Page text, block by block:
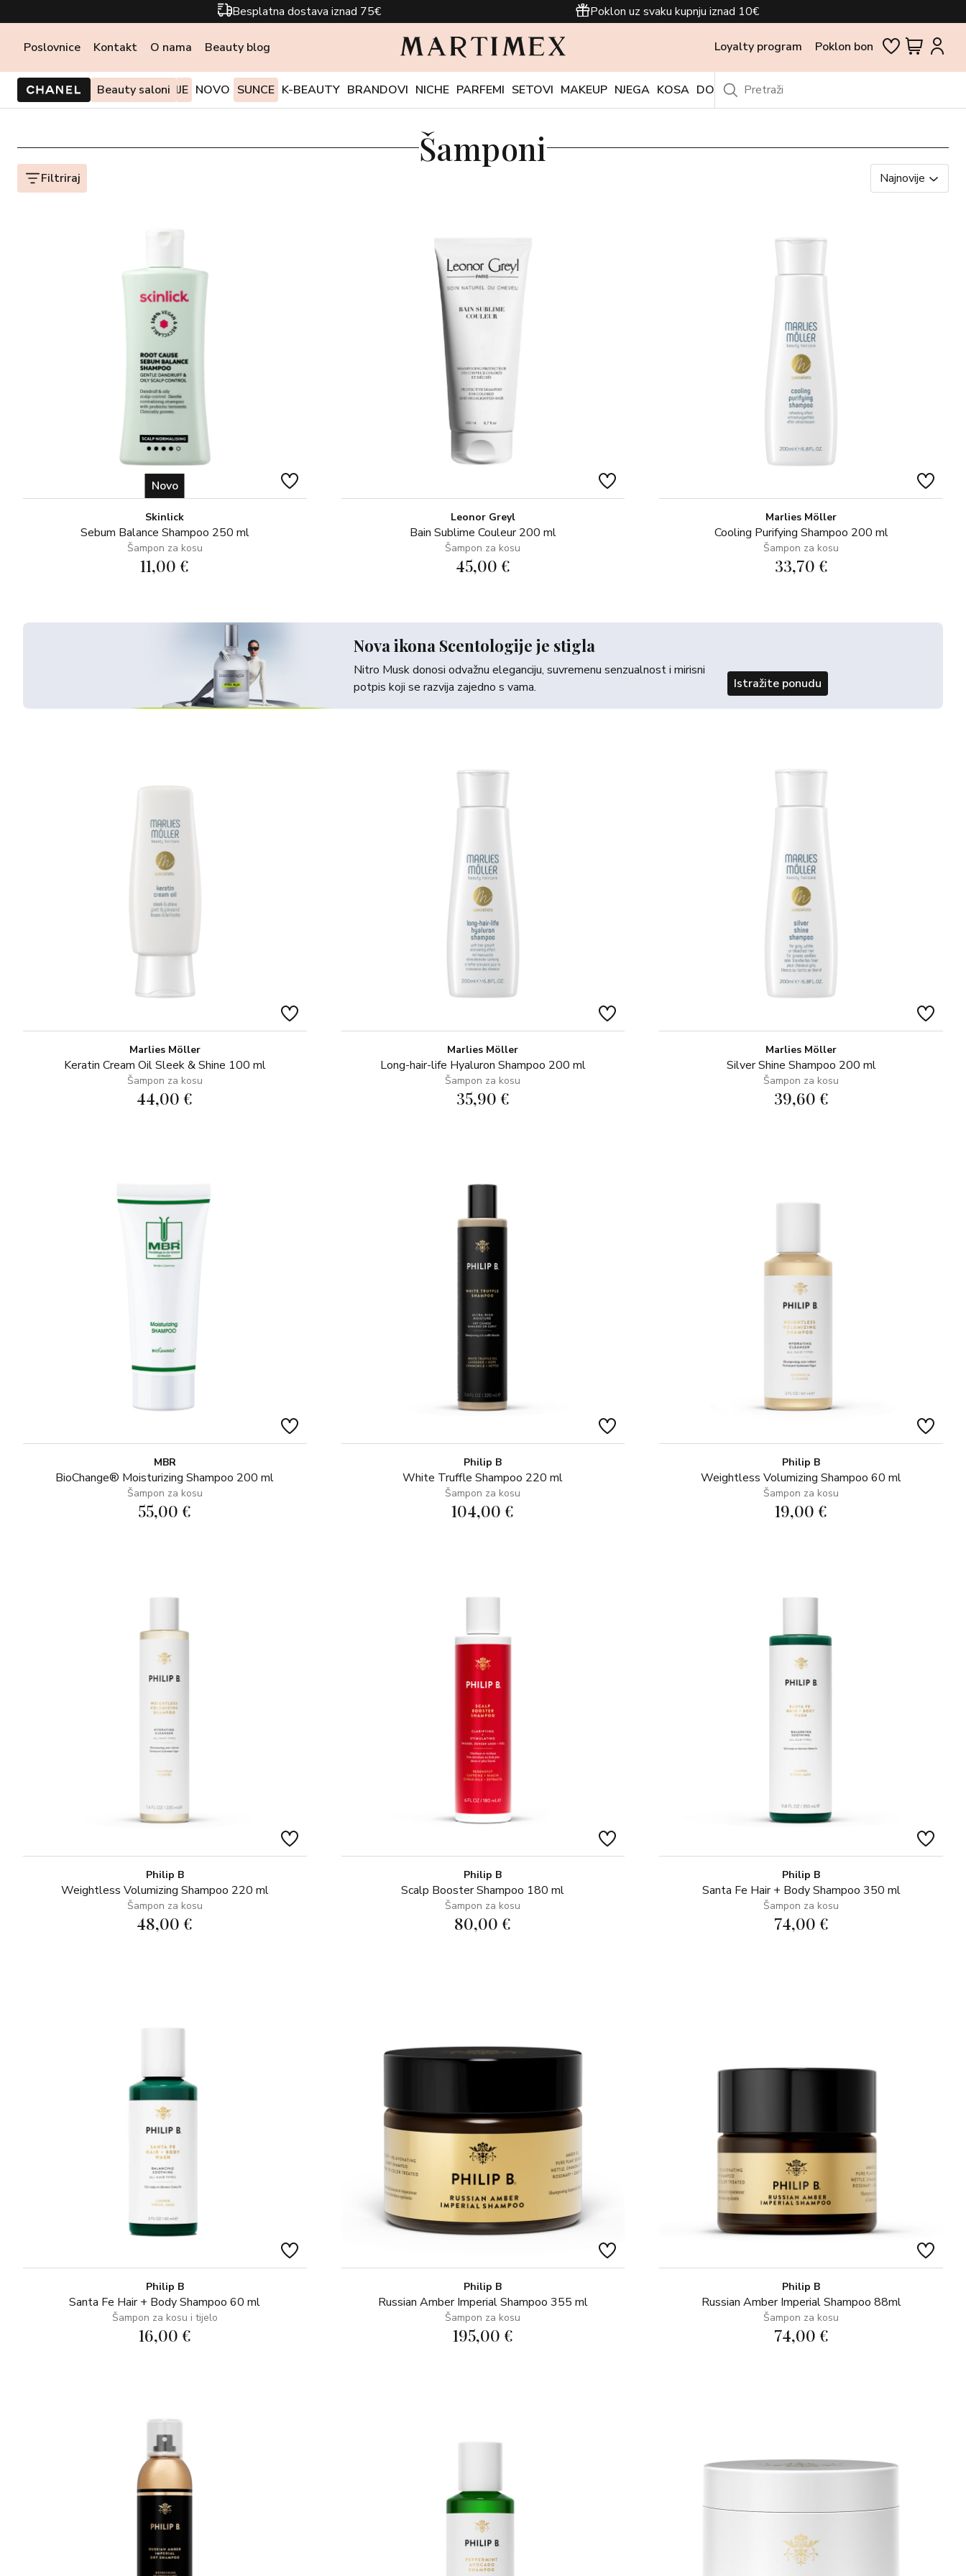
Besplatna dostava iznad 75€ Poklon uz svaku kupnju iznad 10€
Poslovnice Kontakt O nama Beauty blog Loyalty program Poklon bon
Beauty saloni
PONUDE I AKCIJE NOVO SUNCE K-BEAUTY BRANDOVI NICHE PARFEMI SETOVI MAKEUP NJEGA KOSA DODACI OUTLET
Šamponi
Filtriraj Najnovije
Novo
Skinlick
Sebum Balance Shampoo 250 ml
Šampon za kosu
11,00 €
Leonor Greyl
Bain Sublime Couleur 200 ml
Šampon za kosu
45,00 €
Nova ikona Scentologije je stigla
Nitro Musk donosi odvažnu eleganciju, suvremenu senzualnost i mirisni
potpis koji se razvija zajedno s vama.
Istražite ponudu
Marlies Möller
Cooling Purifying Shampoo 200 ml
Šampon za kosu
33,70 €
Marlies Möller
Keratin Cream Oil Sleek & Shine 100 ml
Šampon za kosu
44,00 €
Marlies Möller
Long-hair-life Hyaluron Shampoo 200 ml
Šampon za kosu
35,90 €
Marlies Möller
Silver Shine Shampoo 200 ml
Šampon za kosu
39,60 €
MBR
BioChange® Moisturizing Shampoo 200 ml
Šampon za kosu
55,00 €
Philip B
White Truffle Shampoo 220 ml
Šampon za kosu
104,00 €
Philip B
Weightless Volumizing Shampoo 60 ml
Šampon za kosu
19,00 €
Philip B
Weightless Volumizing Shampoo 220 ml
Šampon za kosu
48,00 €
Philip B
Scalp Booster Shampoo 180 ml
Šampon za kosu
80,00 €
Philip B
Santa Fe Hair + Body Shampoo 350 ml
Šampon za kosu
74,00 €
Philip B
Santa Fe Hair + Body Shampoo 60 ml
Šampon za kosu i tijelo
16,00 €
Philip B
Russian Amber Imperial Shampoo 355 ml
Šampon za kosu
195,00 €
Philip B
Russian Amber Imperial Shampoo 88ml
Šampon za kosu
74,00 €